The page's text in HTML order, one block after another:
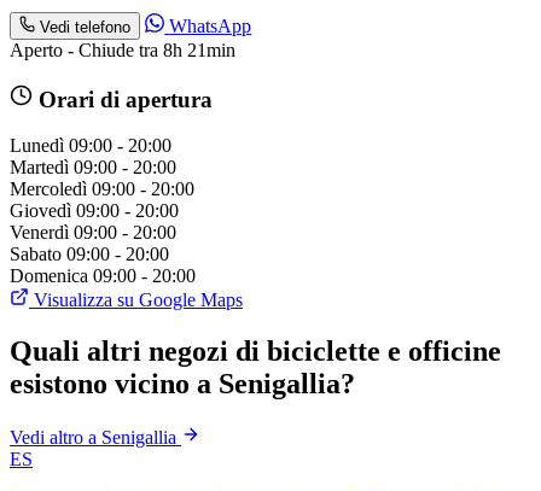
Vedi telefono
WhatsApp
Aperto - Chiude tra 8h 21min
Orari di apertura
Lunedì 09:00 - 20:00
Martedì 09:00 - 20:00
Mercoledì 09:00 - 20:00
Giovedì 09:00 - 20:00
Venerdì 09:00 - 20:00
Sabato 09:00 - 20:00
Domenica 09:00 - 20:00
Visualizza su Google Maps
Quali altri negozi di biciclette e officine
esistono vicino a Senigallia?
Vedi altro a Senigallia
ES